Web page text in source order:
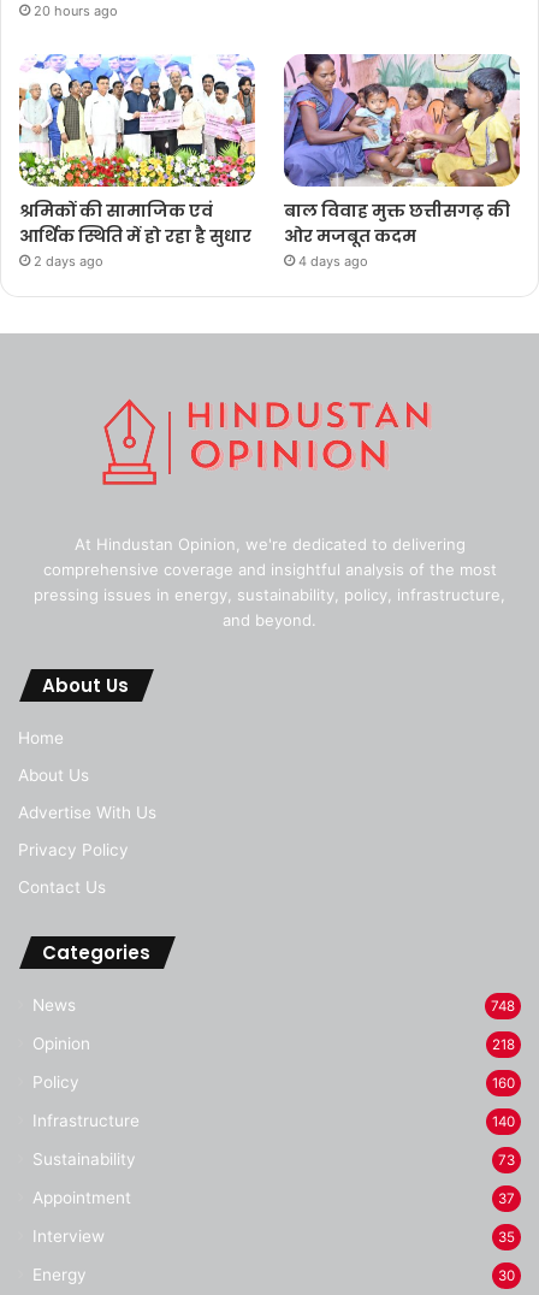
20 hours ago
श्रमिकों की सामाजिक एवं
आर्थिक स्थिति में हो रहा है सुधार
2 days ago
बाल विवाह मुक्त छत्तीसगढ़ की
ओर मजबूत कदम
4 days ago
At Hindustan Opinion, we're dedicated to delivering
comprehensive coverage and insightful analysis of the most
pressing issues in energy, sustainability, policy, infrastructure,
and beyond.
About Us
Home
About Us
Advertise With Us
Privacy Policy
Contact Us
Categories
News 748
Opinion 218
Policy 160
Infrastructure 140
Sustainability 73
Appointment 37
Interview 35
Energy 30